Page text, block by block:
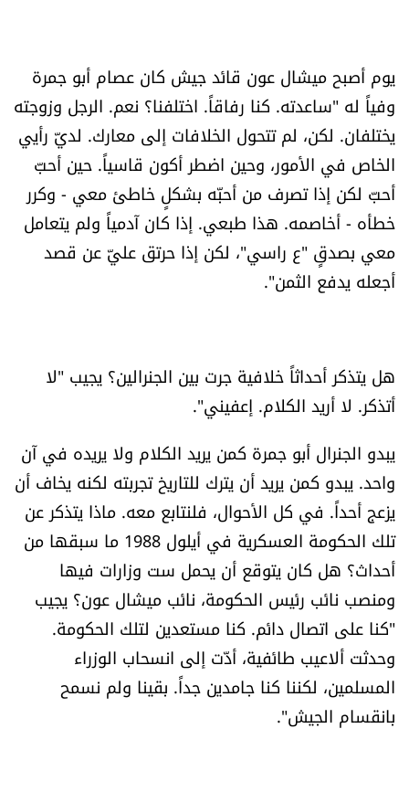
يوم أصبح ميشال عون قائد جيش كان عصام أبو جمرة
وفياً له "ساعدته. كنا رفاقاً. اختلفنا؟ نعم. الرجل وزوجته
يختلفان. لكن، لم تتحول الخلافات إلى معارك. لديّ رأيي
الخاص في الأمور، وحين اضطر أكون قاسياً. حين أحبّ
أحبّ لكن إذا تصرف من أحبّه بشكلٍ خاطئ معي - وكرر
خطأه - أخاصمه. هذا طبعي. إذا كان آدمياً ولم يتعامل
معي بصدقٍ "ع راسي"، لكن إذا حرتق عليّ عن قصد
أجعله يدفع الثمن".
هل يتذكر أحداثاً خلافية جرت بين الجنرالين؟ يجيب "لا
أتذكر. لا أريد الكلام. إعفيني".
يبدو الجنرال أبو جمرة كمن يريد الكلام ولا يريده في آن
واحد. يبدو كمن يريد أن يترك للتاريخ تجربته لكنه يخاف أن
يزعج أحداً. في كل الأحوال، فلنتابع معه. ماذا يتذكر عن
تلك الحكومة العسكرية في أيلول 1988 ما سبقها من
أحداث؟ هل كان يتوقع أن يحمل ست وزارات فيها
ومنصب نائب رئيس الحكومة، نائب ميشال عون؟ يجيب
"كنا على اتصال دائم. كنا مستعدين لتلك الحكومة.
وحدثت ألاعيب طائفية، أدّت إلى انسحاب الوزراء
المسلمين، لكننا كنا جامدين جداً. بقينا ولم نسمح
بانقسام الجيش".